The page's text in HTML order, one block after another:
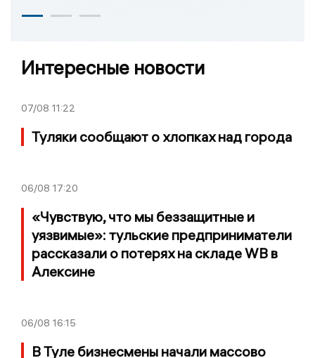
Интересные новости
07/08 11:22
Туляки сообщают о хлопках над города
06/08 17:20
«Чувствую, что мы беззащитные и
уязвимые»: тульские предприниматели
рассказали о потерях на складе WB в
Алексине
06/08 16:15
В Туле бизнесмены начали массово